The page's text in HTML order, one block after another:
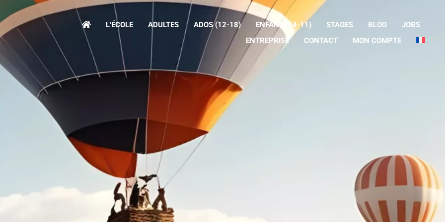
L’ÉCOLE ADULTES ADOS (12-18) ENFANTS (4-11) STAGES BLOG
JOBS
ENTREPRISE
CONTACT MON COMPTE